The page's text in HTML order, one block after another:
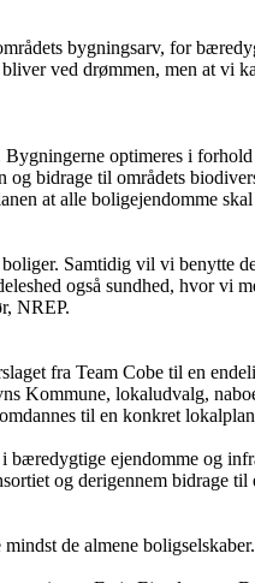
bygningsarv, for
ved drømmen, men at vi
optimeres i
bidrage til områdets
at alle boligejendomme
Samtidig vil vi benytte
også sundhed, hvor vi
NREP.
fra Team Cobe til en
Kommune, lokaludvalg,
til en konkret
bæredygtige ejendomme og
og derigennem bidrage
de almene boligselskaber.